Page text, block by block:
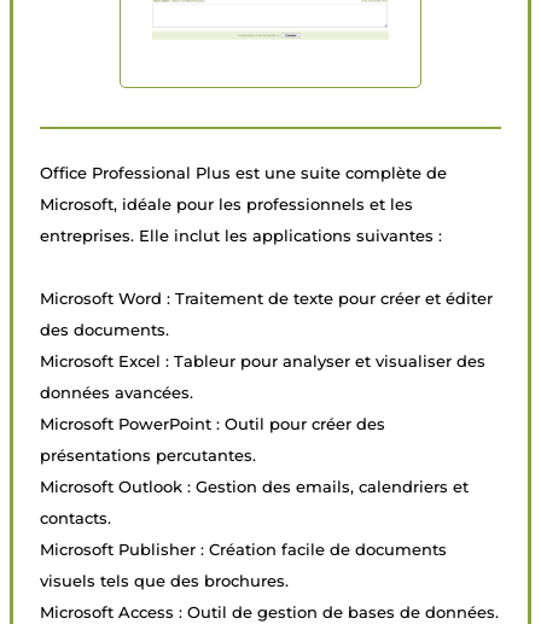
Office Professional Plus est une suite complète de
Microsoft, idéale pour les professionnels et les
entreprises. Elle inclut les applications suivantes :
Microsoft Word : Traitement de texte pour créer et éditer
des documents.
Microsoft Excel : Tableur pour analyser et visualiser des
données avancées.
Microsoft PowerPoint : Outil pour créer des
présentations percutantes.
Microsoft Outlook : Gestion des emails, calendriers et
contacts.
Microsoft Publisher : Création facile de documents
visuels tels que des brochures.
Microsoft Access : Outil de gestion de bases de données.